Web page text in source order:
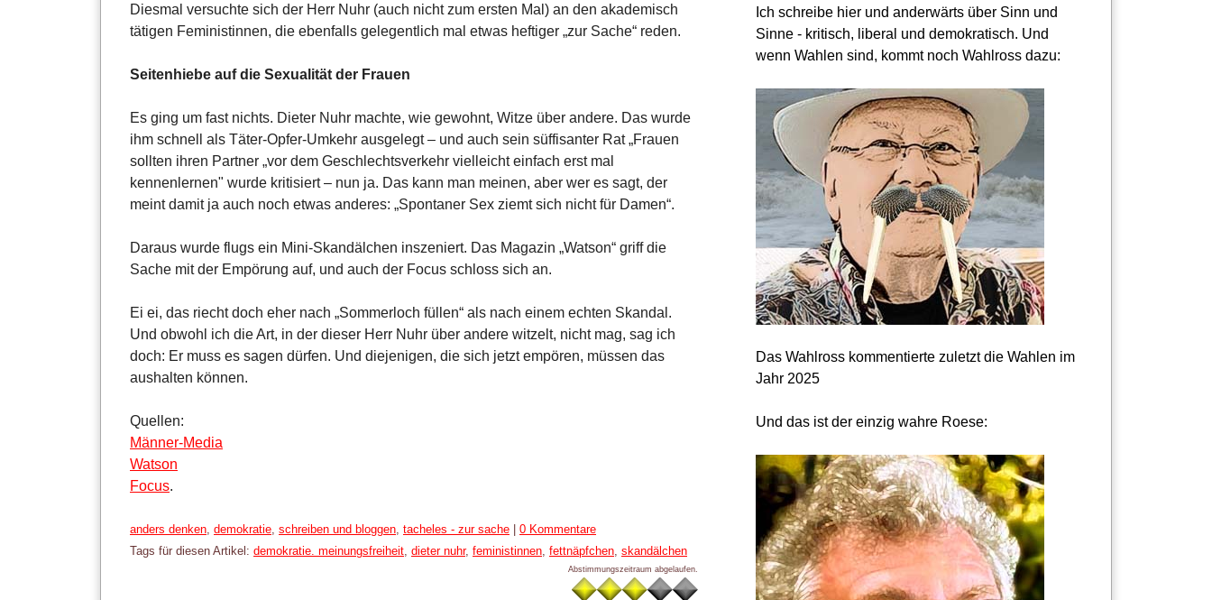
Diesmal versuchte sich der Herr Nuhr (auch nicht zum ersten Mal) an den akademisch
tätigen Feministinnen, die ebenfalls gelegentlich mal etwas heftiger „zur Sache“ reden.
Seitenhiebe auf die Sexualität der Frauen
Es ging um fast nichts. Dieter Nuhr machte, wie gewohnt, Witze über andere. Das wurde
ihm schnell als Täter-Opfer-Umkehr ausgelegt – und auch sein süffisanter Rat „Frauen
sollten ihren Partner „vor dem Geschlechtsverkehr vielleicht einfach erst mal
kennenlernen" wurde kritisiert – nun ja. Das kann man meinen, aber wer es sagt, der
meint damit ja auch noch etwas anderes: „Spontaner Sex ziemt sich nicht für Damen“.
Daraus wurde flugs ein Mini-Skandälchen inszeniert. Das Magazin „Watson“ griff die
Sache mit der Empörung auf, und auch der Focus schloss sich an.
Ei ei, das riecht doch eher nach „Sommerloch füllen“ als nach einem echten Skandal.
Und obwohl ich die Art, in der dieser Herr Nuhr über andere witzelt, nicht mag, sag ich
doch: Er muss es sagen dürfen. Und diejenigen, die sich jetzt empören, müssen das
aushalten können.
Quellen:
Männer-Media
Watson
Focus.
Kategorien:
anders denken demokratie schreiben und bloggen tacheles - zur sache | 0 Kommentare
Tags für diesen Artikel: demokratie. meinungsfreiheit dieter nuhr, feministinnen fettnäpfchen skandälchen
Abstimmungszeitraum abgelaufen.
Ich schreibe hier und anderwärts über Sinn und
Sinne - kritisch, liberal und demokratisch. Und
wenn Wahlen sind, kommt noch Wahlross dazu:
Das Wahlross kommentierte zuletzt die Wahlen im
Jahr 2025
Und das ist der einzig wahre Roese: